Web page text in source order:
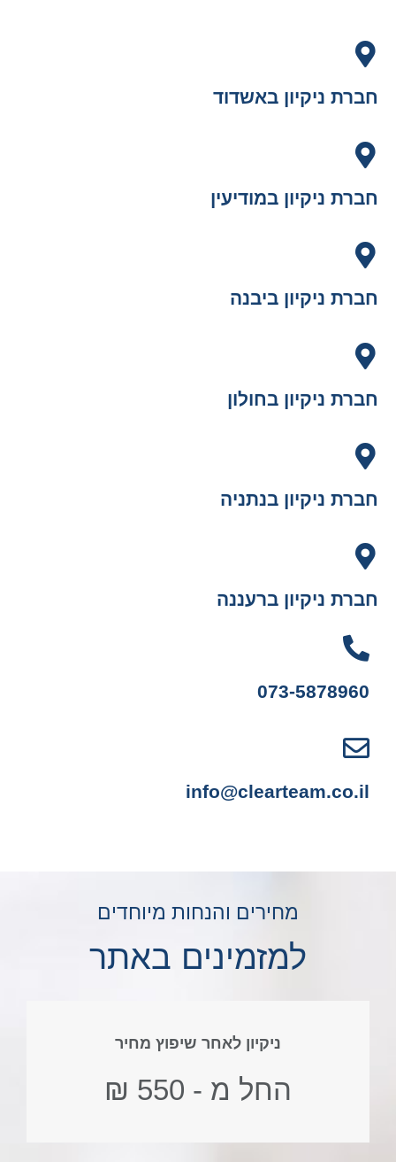
חברת ניקיון באשדוד
חברת ניקיון במודיעין
חברת ניקיון ביבנה
חברת ניקיון בחולון
חברת ניקיון בנתניה
חברת ניקיון ברעננה
073-5878960
info@clearteam.co.il
מחירים והנחות מיוחדים
למזמינים באתר
ניקיון לאחר שיפוץ מחיר
החל מ - 550 ₪